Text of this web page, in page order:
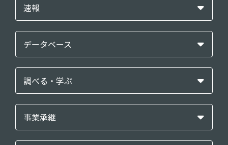
速報
データベース
調べる・学ぶ
事業承継